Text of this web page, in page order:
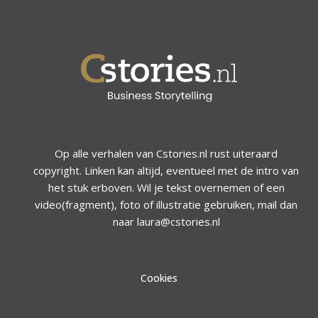
Op alle verhalen van Cstories.nl rust uiteraard
copyright. Linken kan altijd, eventueel met de intro van
het stuk erboven. Wil je tekst overnemen of een
video(fragment), foto of illustratie gebruiken, mail dan
naar laura@cstories.nl
Cookies